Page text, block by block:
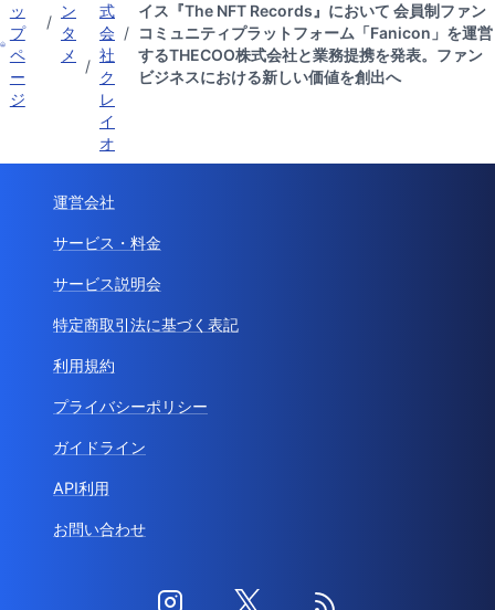
ッ
プ
ペ
ー
ジ
/
ン
タ
メ
/
式
会
社
ク
レ
イ
オ
/
イス『The NFT Records』において 会員制ファン
コミュニティプラットフォーム「Fanicon」を運営
するTHECOO株式会社と業務提携を発表。ファン
ビジネスにおける新しい価値を創出へ
運営会社
サービス・料金
サービス説明会
特定商取引法に基づく表記
利用規約
プライバシーポリシー
ガイドライン
API利用
お問い合わせ